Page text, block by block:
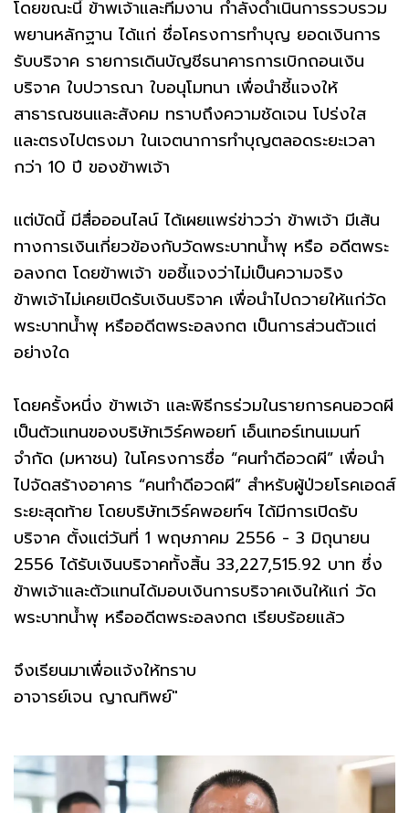
โดยขณะนี้ ข้าพเจ้าและทีมงาน กำลังดำเนินการรวบรวม
พยานหลักฐาน ได้แก่ ชื่อโครงการทำบุญ ยอดเงินการ
รับบริจาค รายการเดินบัญชีธนาคารการเบิกถอนเงิน
บริจาค ใบปวารณา ใบอนุโมทนา เพื่อนำชี้แจงให้
สาธารณชนและสังคม ทราบถึงความชัดเจน โปร่งใส
และตรงไปตรงมา ในเจตนาการทำบุญตลอดระยะเวลา
กว่า 10 ปี ของข้าพเจ้า
แต่บัดนี้ มีสื่อออนไลน์ ได้เผยแพร่ข่าวว่า ข้าพเจ้า มีเส้น
ทางการเงินเกี่ยวข้องกับวัดพระบาทน้ำพุ หรือ อดีตพระ
อลงกต โดยข้าพเจ้า ขอชี้แจงว่าไม่เป็นความจริง
ข้าพเจ้าไม่เคยเปิดรับเงินบริจาค เพื่อนำไปถวายให้แก่วัด
พระบาทน้ำพุ หรืออดีตพระอลงกต เป็นการส่วนตัวแต่
อย่างใด
โดยครั้งหนึ่ง ข้าพเจ้า และพิธีกรร่วมในรายการคนอวดผี
เป็นตัวแทนของบริษัทเวิร์คพอยท์ เอ็นเทอร์เทนเมนท์
จำกัด (มหาชน) ในโครงการชื่อ “คนทำดีอวดผี” เพื่อนำ
ไปจัดสร้างอาคาร “คนทำดีอวดผี” สำหรับผู้ป่วยโรคเอดส์
ระยะสุดท้าย โดยบริษัทเวิร์คพอยท์ฯ ได้มีการเปิดรับ
บริจาค ตั้งแต่วันที่ 1 พฤษภาคม 2556 - 3 มิถุนายน
2556 ได้รับเงินบริจาคทั้งสิ้น 33,227,515.92 บาท ซึ่ง
ข้าพเจ้าและตัวแทนได้มอบเงินการบริจาคเงินให้แก่ วัด
พระบาทน้ำพุ หรืออดีตพระอลงกต เรียบร้อยแล้ว
จึงเรียนมาเพื่อแจ้งให้ทราบ
อาจารย์เจน ญาณทิพย์"